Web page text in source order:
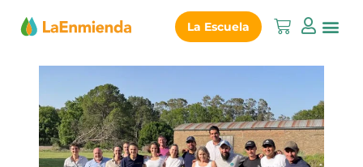
La Escuela